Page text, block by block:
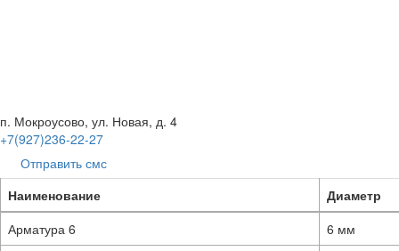
п. Мокроусово, ул. Новая, д. 4
+7(927)236-22-27
Отправить смс
Наименование
Диаметр
Арматура 6
6 мм